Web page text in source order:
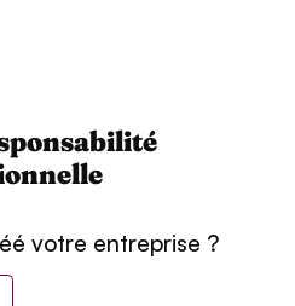
votre entreprise ?